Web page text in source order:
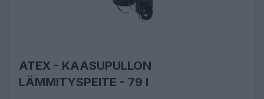
ATEX - KAASUPULLON
LÄMMITYSPEITE - 79 l